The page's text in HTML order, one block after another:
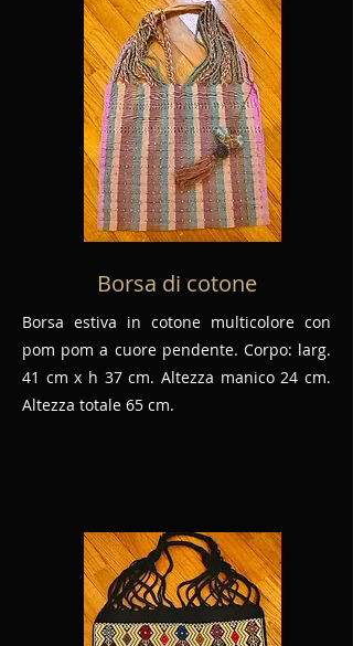
Borsa di cotone
Borsa estiva in cotone multicolore con
pom pom a cuore pendente. Corpo: larg.
41 cm x h 37 cm. Altezza manico 24 cm.
Altezza totale 65 cm.